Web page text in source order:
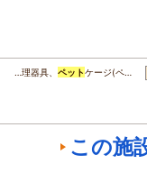
…理器具、 ペットケージ(ペ…
この施